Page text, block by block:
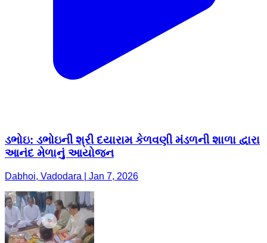
ડભોઇ: ડભોઇની શ્રી દયારામ કેળવણી મંડળની શાળા દ્વારા
આનંદ મેળાનું આયોજન
Dabhoi, Vadodara | Jan 7, 2026